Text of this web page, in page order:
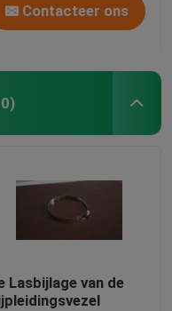
Contacteer ons
Lasbijlage van de